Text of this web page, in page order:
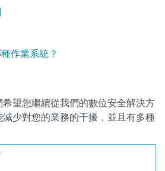
作業系統？
望您繼續從我們的數位安全解決方
少對您的業務的干擾，並且有多種